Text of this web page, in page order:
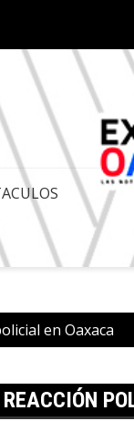
Gobernador de
en Oaxaca